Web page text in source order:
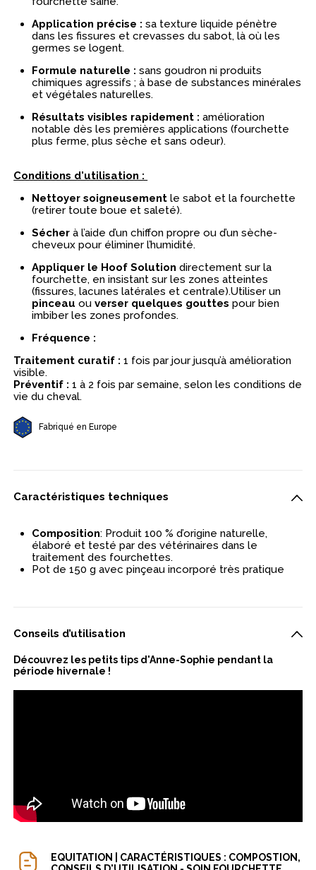
Application précise : sa texture liquide pénètre
dans les fissures et crevasses du sabot, là où les
germes se logent.
Formule naturelle : sans goudron ni produits
chimiques agressifs ; à base de substances minérales
et végétales naturelles.
Résultats visibles rapidement : amélioration
notable dès les premières applications (fourchette
plus ferme, plus sèche et sans odeur).
Conditions d'utilisation :
Nettoyer soigneusement le sabot et la fourchette
(retirer toute boue et saleté).
Sécher à l’aide d’un chiffon propre ou d’un sèche-
cheveux pour éliminer l’humidité.
Appliquer le Hoof Solution directement sur la
fourchette, en insistant sur les zones atteintes
(fissures, lacunes latérales et centrale).Utiliser un
pinceau ouverser quelques gouttes pour bien
imbiber les zones profondes.
Fréquence :
Traitement curatif : 1 fois par jour jusqu’à amélioration
visible.
Préventif : 1 à 2 fois par semaine, selon les conditions de
vie du cheval.
Fabriqué en Europe
Caractéristiques techniques
Composition: Produit 100 % d’origine naturelle,
élaboré et testé par des vétérinaires dans le
traitement des fourchettes.
Pot de 150 g avec pinçeau incorporé très pratique
Conseils d’utilisation
Découvrez les petits tips d'Anne-Sophie pendant la
période hivernale !
EQUITATION | CARACTÉRISTIQUES : COMPOSTION,